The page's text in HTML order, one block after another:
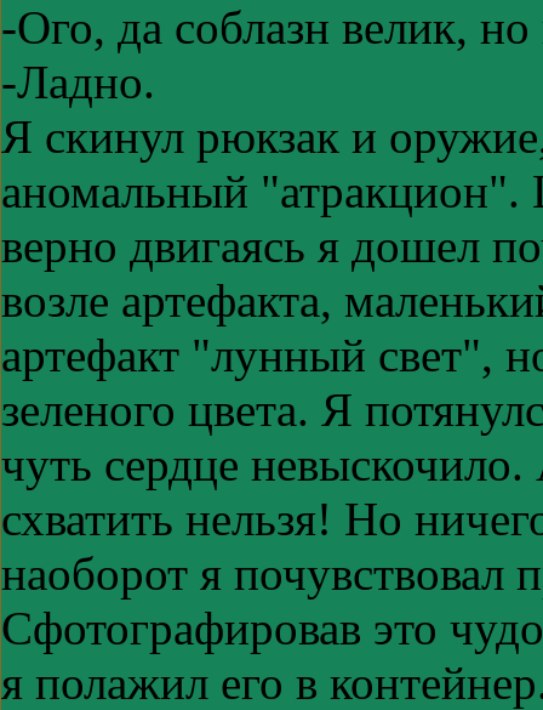
-Ого, да соблазн велик,
-Ладно.
Я скинул рюкзак и
аномальный
верно двигаясь я дошел
возле артефакта,
артефакт "лунный свет",
зеленого цвета. Я
чуть сердце
схватить нельзя! Но
наоборот я почувствовал
Сфотографировав это
я полажил его в